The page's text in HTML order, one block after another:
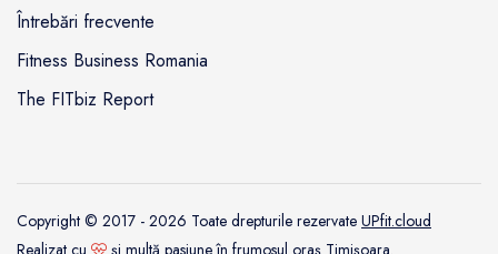
Întrebări frecvente
Fitness Business Romania
The FITbiz Report
Copyright © 2017 - 2026 Toate drepturile rezervate UPfit.cloud
Realizat cu
şi multă pasiune în frumosul oraş Timişoara